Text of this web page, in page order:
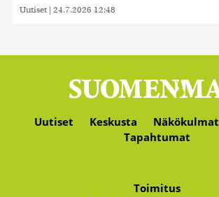
Uutiset | 24.7.2026 12:48
Uutiset Keskusta Näkökulmat
Tapahtumat
Toimitus